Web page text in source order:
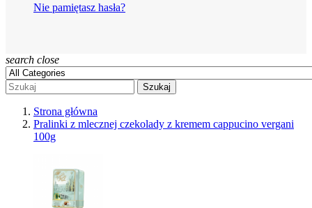
Nie pamiętasz hasła?
search close
Szukaj
Strona główna
Pralinki z mlecznej czekolady z kremem cappucino vergani
100g